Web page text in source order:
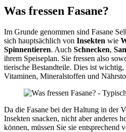
Was fressen Fasane?
Im Grunde genommen sind Fasane
sich hauptsächlich von Insekten wie
Spinnentieren. Auch Schnecken,
ihrem Speiseplan. Sie fressen also
tierische Bestandteile. Dies ist
Vitaminen, Mineralstoffen und
Da die Fasane bei der Haltung in der
Insekten snacken, nicht aber anderes
können, müssen Sie sie entsprechend